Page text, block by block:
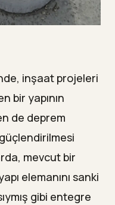
inşaat projeleri
bir yapının
de deprem
mevcut bir
elemanını sanki
gibi entegre